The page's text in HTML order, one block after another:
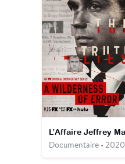
Documentaire • 2020